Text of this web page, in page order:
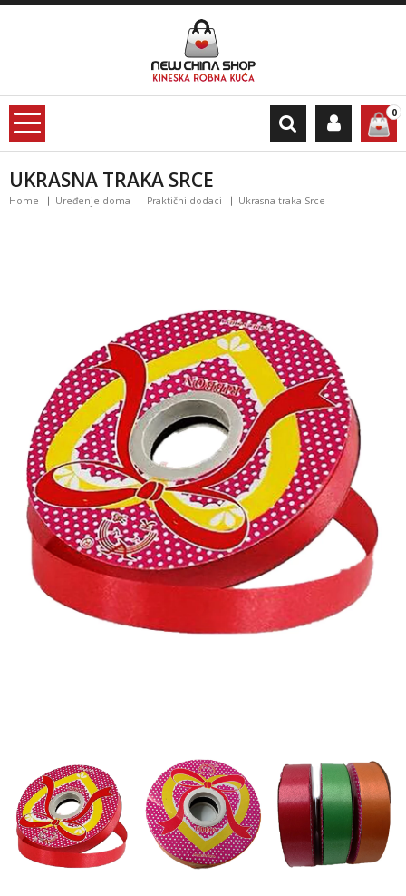
0
UKRASNA TRAKA SRCE
Home Uređenje doma Praktični dodaci Ukrasna traka Srce